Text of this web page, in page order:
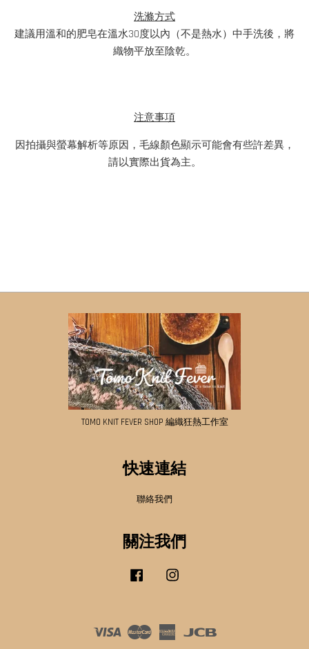
洗滌方式
建議用溫和的肥皂在溫水30度以內（不是熱水）中手洗後，將
織物平放至陰乾。
注意事項
因拍攝與螢幕解析等原因，毛線顏色顯示可能會有些許差異，
請以實際出貨為主。
TOMO KNIT FEVER SHOP 編織狂熱工作室
快速連結
聯絡我們
關注我們
Facebook
Visa Master
American